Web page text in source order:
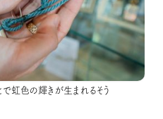
虹色の輝きが生まれるそう
虹色の輝きが生まれるそう